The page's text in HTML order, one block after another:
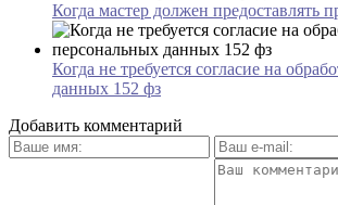
Когда мастер должен предоставлять
Когда не требуется согласие на
данных 152 фз
Добавить комментарий